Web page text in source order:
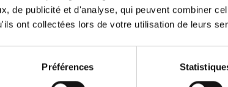
de publicité et d'analyse, qui peuvent combiner
ont collectées lors de votre utilisation de leurs
Préférences
à l'entretenir. AiRA
ou intérieur. En
du confort de cette